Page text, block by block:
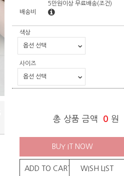
배송비
5만원이상 무료배송(조건)
색상
사이즈
총 상품 금액 0 원
BUY IT NOW
ADD TO CART WISH LIST